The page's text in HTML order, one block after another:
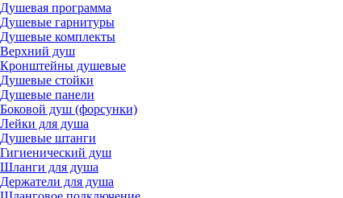
Душевая программа
Душевые гарнитуры
Душевые комплекты
Верхний душ
Кронштейны душевые
Душевые стойки
Душевые панели
Боковой душ (форсунки)
Лейки для душа
Душевые штанги
Гигиенический душ
Шланги для душа
Держатели для душа